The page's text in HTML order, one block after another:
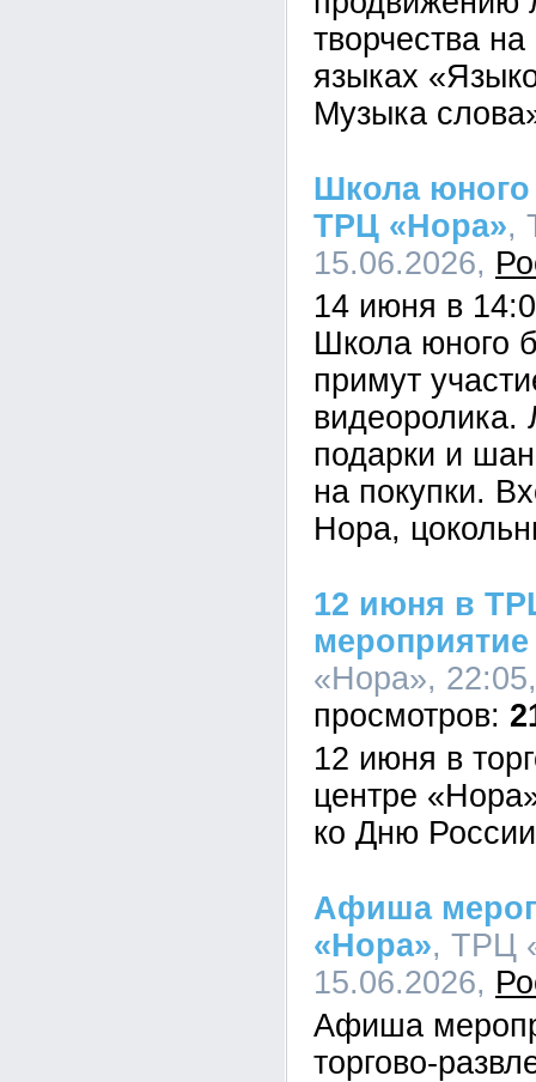
творчества
языках
Музыка
Школа юного
ТРЦ «Нора»,
15.06.2026,
14 июня в
Школа юного
примут
видеоролика.
подарки и
на покупки.
Нора,
12 июня в
«Нора»,
12 июня в
центре
ко Дню России
Афиша
«Нора», ТРЦ
15.06.2026,
Афиша
торгово-